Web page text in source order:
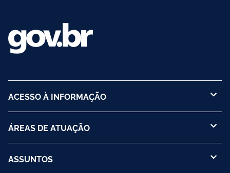
ACESSO À INFORMAÇÃO
ÁREAS DE ATUAÇÃO
ASSUNTOS